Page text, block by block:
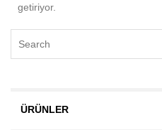
getiriyor.
ÜRÜNLER